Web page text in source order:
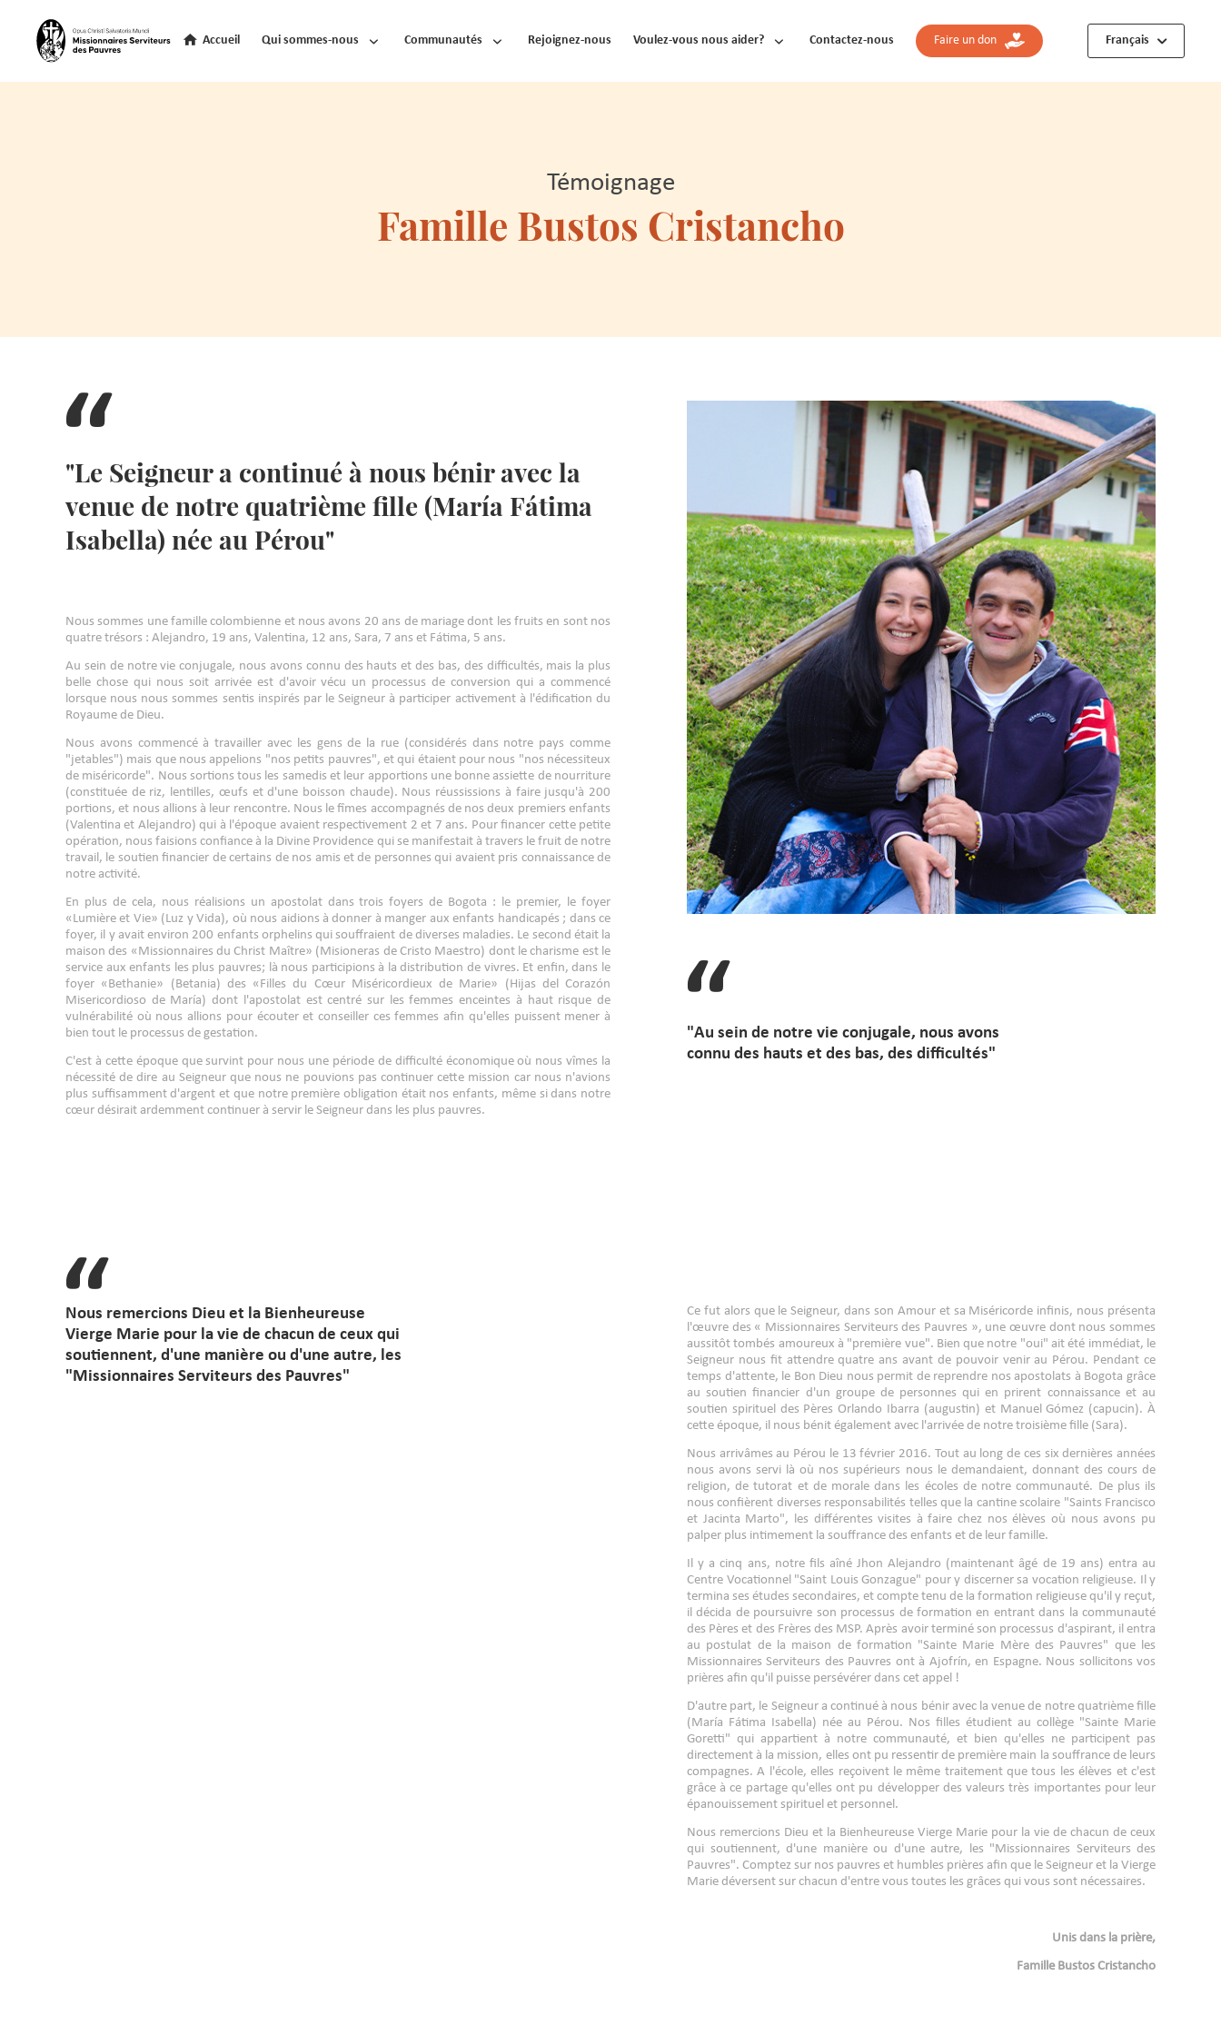
Accueil Qui sommes-nous Communautés Rejoignez-nous Voulez-vous nous aider? Contactez-nous Faire un don Français
Témoignage
Famille Bustos Cristancho
"Le Seigneur a continué à nous bénir avec la
venue de notre quatrième fille (María Fátima
Isabella) née au Pérou"
Nous sommes une famille colombienne et nous avons 20 ans de mariage dont les fruits en sont nos
quatre trésors : Alejandro, 19 ans, Valentina, 12 ans, Sara, 7 ans et Fátima, 5 ans.
Au sein de notre vie conjugale, nous avons connu des hauts et des bas, des difficultés, mais la plus
belle chose qui nous soit arrivée est d'avoir vécu un processus de conversion qui a commencé
lorsque nous nous sommes sentis inspirés par le Seigneur à participer activement à l'édification du
Royaume de Dieu.
Nous avons commencé à travailler avec les gens de la rue (considérés dans notre pays comme
"jetables") mais que nous appelions "nos petits pauvres", et qui étaient pour nous "nos nécessiteux
de miséricorde". Nous sortions tous les samedis et leur apportions une bonne assiette de nourriture
(constituée de riz, lentilles, œufs et d'une boisson chaude). Nous réussissions à faire jusqu'à 200
portions, et nous allions à leur rencontre. Nous le fîmes accompagnés de nos deux premiers enfants
(Valentina et Alejandro) qui à l'époque avaient respectivement 2 et 7 ans. Pour financer cette petite
opération, nous faisions confiance à la Divine Providence qui se manifestait à travers le fruit de notre
travail, le soutien financier de certains de nos amis et de personnes qui avaient pris connaissance de
notre activité.
En plus de cela, nous réalisions un apostolat dans trois foyers de Bogota : le premier, le foyer
«Lumière et Vie» (Luz y Vida), où nous aidions à donner à manger aux enfants handicapés ; dans ce
foyer, il y avait environ 200 enfants orphelins qui souffraient de diverses maladies. Le second était la
maison des «Missionnaires du Christ Maître» (Misioneras de Cristo Maestro) dont le charisme est le
service aux enfants les plus pauvres; là nous participions à la distribution de vivres. Et enfin, dans le
foyer «Bethanie» (Betania) des «Filles du Cœur Miséricordieux de Marie» (Hijas del Corazón
Misericordioso de María) dont l'apostolat est centré sur les femmes enceintes à haut risque de
vulnérabilité où nous allions pour écouter et conseiller ces femmes afin qu'elles puissent mener à
bien tout le processus de gestation.
C'est à cette époque que survint pour nous une période de difficulté économique où nous vîmes la
nécessité de dire au Seigneur que nous ne pouvions pas continuer cette mission car nous n'avions
plus suffisamment d'argent et que notre première obligation était nos enfants, même si dans notre
cœur désirait ardemment continuer à servir le Seigneur dans les plus pauvres.
"Au sein de notre vie conjugale, nous avons
connu des hauts et des bas, des difficultés"
Nous remercions Dieu et la Bienheureuse
Vierge Marie pour la vie de chacun de ceux qui
soutiennent, d'une manière ou d'une autre, les
"Missionnaires Serviteurs des Pauvres"
Ce fut alors que le Seigneur, dans son Amour et sa Miséricorde infinis, nous présenta
l'œuvre des « Missionnaires Serviteurs des Pauvres », une œuvre dont nous sommes
aussitôt tombés amoureux à "première vue". Bien que notre "oui" ait été immédiat, le
Seigneur nous fit attendre quatre ans avant de pouvoir venir au Pérou. Pendant ce
temps d'attente, le Bon Dieu nous permit de reprendre nos apostolats à Bogota grâce
au soutien financier d'un groupe de personnes qui en prirent connaissance et au
soutien spirituel des Pères Orlando Ibarra (augustin) et Manuel Gómez (capucin). À
cette époque, il nous bénit également avec l'arrivée de notre troisième fille (Sara).
Nous arrivâmes au Pérou le 13 février 2016. Tout au long de ces six dernières années
nous avons servi là où nos supérieurs nous le demandaient, donnant des cours de
religion, de tutorat et de morale dans les écoles de notre communauté. De plus ils
nous confièrent diverses responsabilités telles que la cantine scolaire "Saints Francisco
et Jacinta Marto", les différentes visites à faire chez nos élèves où nous avons pu
palper plus intimement la souffrance des enfants et de leur famille.
Il y a cinq ans, notre fils aîné Jhon Alejandro (maintenant âgé de 19 ans) entra au
Centre Vocationnel "Saint Louis Gonzague" pour y discerner sa vocation religieuse. Il y
termina ses études secondaires, et compte tenu de la formation religieuse qu'il y reçut,
il décida de poursuivre son processus de formation en entrant dans la communauté
des Pères et des Frères des MSP. Après avoir terminé son processus d'aspirant, il entra
au postulat de la maison de formation "Sainte Marie Mère des Pauvres" que les
Missionnaires Serviteurs des Pauvres ont à Ajofrín, en Espagne. Nous sollicitons vos
prières afin qu'il puisse persévérer dans cet appel !
D'autre part, le Seigneur a continué à nous bénir avec la venue de notre quatrième fille
(María Fátima Isabella) née au Pérou. Nos filles étudient au collège "Sainte Marie
Goretti" qui appartient à notre communauté, et bien qu'elles ne participent pas
directement à la mission, elles ont pu ressentir de première main la souffrance de leurs
compagnes. A l'école, elles reçoivent le même traitement que tous les élèves et c'est
grâce à ce partage qu'elles ont pu développer des valeurs très importantes pour leur
épanouissement spirituel et personnel.
Nous remercions Dieu et la Bienheureuse Vierge Marie pour la vie de chacun de ceux
qui soutiennent, d'une manière ou d'une autre, les "Missionnaires Serviteurs des
Pauvres". Comptez sur nos pauvres et humbles prières afin que le Seigneur et la Vierge
Marie déversent sur chacun d'entre vous toutes les grâces qui vous sont nécessaires.
Unis dans la prière,
Famille Bustos Cristancho